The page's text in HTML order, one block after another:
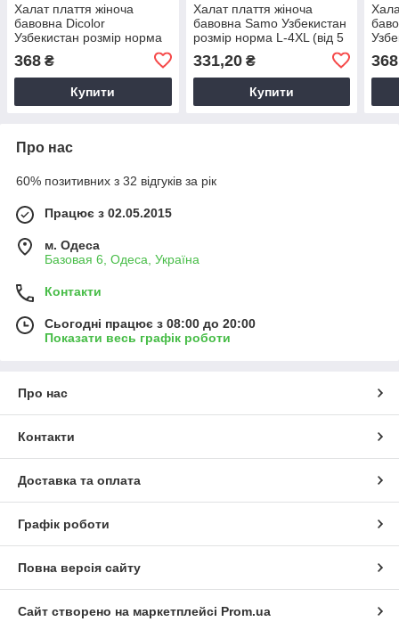
Халат плаття жіноча
бавовна Dicolor
Узбекистан розмір норма
368 ₴
Купити
Халат плаття жіноча
бавовна Samo Узбекистан
розмір норма L-4XL (від 5
331,20₴
Купити
368
Про нас
60% позитивних з 32 відгуків за рік
Працює з 02.05.2015
м. Одеса
Базовая 6, Одеса, Україна
Контакти
Сьогодні працює з 08:00 до 20:00
Показати весь графік роботи
Про нас
Контакти
Доставка та оплата
Графік роботи
Повна версія сайту
Сайт створено на маркетплейсі Prom.ua